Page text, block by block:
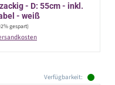
- D: 55cm - inkl.
- weiß
gespart)
Verfügbarkeit: